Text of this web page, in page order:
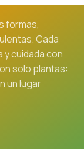
formas,
Cada
y cuidada con
solo plantas:
un lugar